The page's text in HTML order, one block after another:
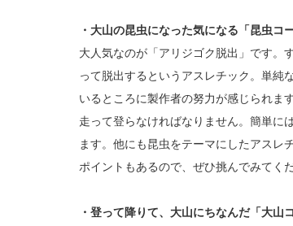
・大山の昆虫になった気になる「昆虫コ
大人気なのが「アリジゴク脱出」です。
って脱出するというアスレチック。単純
いるところに製作者の努力が感じられま
走って登らなければなりません。簡単に
ます。他にも昆虫をテーマにしたアスレ
ポイントもあるので、ぜひ挑んでみてくだ
・登って降りて、大山にちなんだ「大山